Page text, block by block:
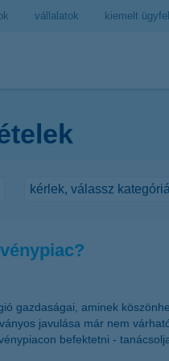
vállalatok kiemelt
gazdaságai, aminek
javulása már nem
befektetni -